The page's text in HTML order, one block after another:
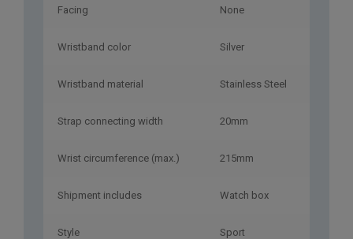
Facing None
Wristband color Silver
Wristband material Stainless Steel
Strap connecting width 20mm
Wrist circumference (max.) 215mm
Shipment includes Watch box
Style Sport